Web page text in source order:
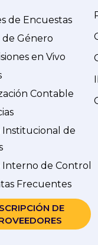
de Encuestas
de Género
en Vivo
Contable
Institucional de
de Control
Frecuentes
DE